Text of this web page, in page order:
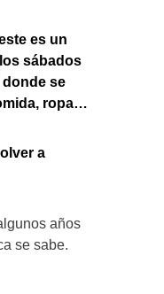
es un
sábados
donde se
ropa…
a
años
se sabe.